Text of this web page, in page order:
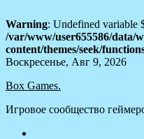
Warning: Undefined variable
/var/www/user655586/data/
content/themes/seek/
Skip
content
Воскресенье, Авг 9, 2026
Box Games.
Игровое сообщество